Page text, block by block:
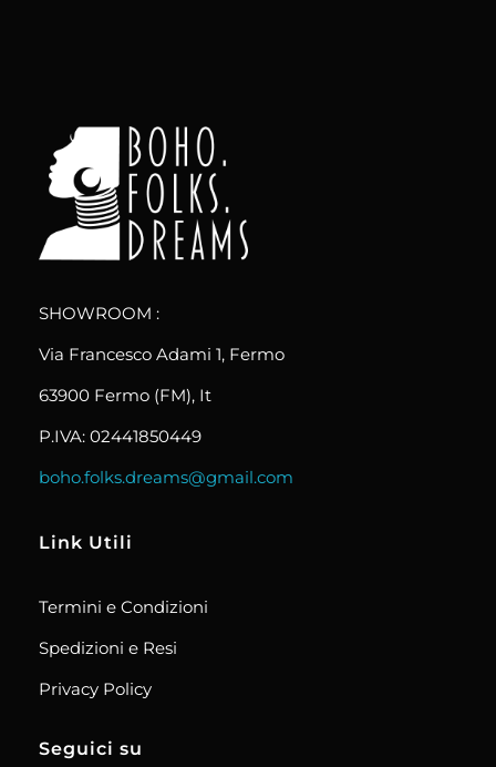
SHOWROOM :
Via Francesco Adami 1, Fermo
63900 Fermo (FM), It
P.IVA: 02441850449
boho.folks.dreams@gmail.com
Link Utili
Termini e Condizioni
Spedizioni e Resi
Privacy Policy
Seguici su